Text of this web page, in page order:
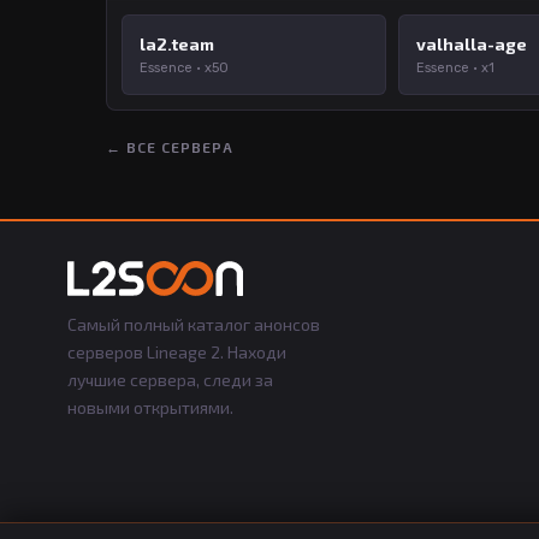
la2.team
Essence · x50
valhalla-age
Essence · x1
← ВСЕ СЕРВЕРА
Самый полный каталог анонсов
серверов Lineage 2. Находи
лучшие сервера, следи за
новыми открытиями.